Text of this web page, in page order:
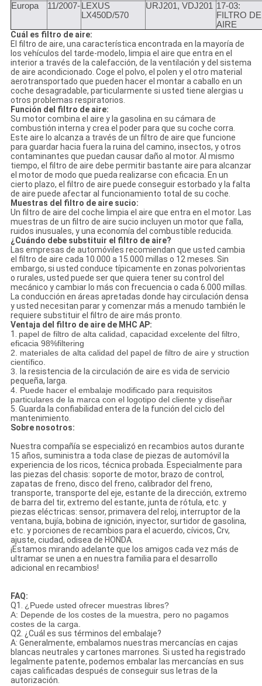
Europa
11/2007- LEXUS
LX450D/570
URJ201, VDJ201 17-03:
FILTRO DE
AIRE
Cuál es filtro de aire:
El filtro de aire, una característica encontrada en la mayoría de
los vehículos del tarde-modelo, limpia el aire que entra en el
interior a través de la calefacción, de la ventilación y del sistema
de aire acondicionado. Coge el polvo, el polen y el otro material
aerotransportado que pueden hacer el montar a caballo en un
coche desagradable, particularmente si usted tiene alergias u
otros problemas respiratorios.
Función del filtro de aire:
Su motor combina el aire y la gasolina en su cámara de
combustión interna y crea el poder para que su coche corra.
Este aire lo alcanza a través de un filtro de aire que funcione
para guardar hacia fuera la ruina del camino, insectos, y otros
contaminantes que puedan causar daño al motor. Al mismo
tiempo, el filtro de aire debe permitir bastante aire para alcanzar
el motor de modo que pueda realizarse con eficacia. En un
cierto plazo, el filtro de aire puede conseguir estorbado y la falta
de aire puede afectar al funcionamiento total de su coche.
Muestras del filtro de aire sucio:
Un filtro de aire del coche limpia el aire que entra en el motor. Las
muestras de un filtro de aire sucio incluyen un motor que falla,
ruidos inusuales, y una economía del combustible reducida.
¿Cuándo debe substituir el filtro de aire?
Las empresas de automóviles recomiendan que usted cambia
el filtro de aire cada 10.000 a 15.000 millas o 12 meses. Sin
embargo, si usted conduce típicamente en zonas polvorientas
o rurales, usted puede ser que quiera tener su control del
mecánico y cambiar lo más con frecuencia o cada 6.000 millas.
La conducción en áreas apretadas donde hay circulación densa
y usted necesitan parar y comenzar más a menudo también le
requiere substituir el filtro de aire más pronto.
Ventaja del filtro de aire de MHC AP:
1. papel de filtro de alta calidad, capacidad excelente del filtro,
eficacia 98%filtering
2. materiales de alta calidad del papel de filtro de aire y struction
científico.
3. la resistencia de la circulación de aire es vida de servicio
pequeña, larga.
4. Puede hacer el embalaje modificado para requisitos
particulares de la marca con el logotipo del cliente y diseñar
5. Guarda la confiabilidad entera de la función del ciclo del
mantenimiento.
Sobre nosotros:
Nuestra compañía se especializó en recambios autos durante
15 años, suministra a toda clase de piezas de automóvil la
experiencia de los ricos, técnica probada. Especialmente para
las piezas del chasis: soporte de motor, brazo de control,
zapatas de freno, disco del freno, calibrador del freno,
transporte, transporte del eje, estante de la dirección, extremo
de barra del tir, extremo del estante, junta de rótula, etc. y
piezas eléctricas: sensor, primavera del reloj, interruptor de la
ventana, bujía, bobina de ignición, inyector, surtidor de gasolina,
etc. y porciones de recambios para el acuerdo, cívicos, Crv,
ajuste, ciudad, odisea de HONDA.
¡Estamos mirando adelante que los amigos cada vez más de
ultramar se unen a en nuestra familia para el desarrollo
adicional en recambios!
FAQ:
Q1. ¿Puede usted ofrecer muestras libres?
A: Depende de los costes de la muestra, pero no pagamos
costes de la carga.
Q2. ¿Cuál es sus términos del embalaje?
A: Generalmente, embalamos nuestras mercancías en cajas
blancas neutrales y cartones marrones. Si usted ha registrado
legalmente patente, podemos embalar las mercancías en sus
cajas calificadas después de conseguir sus letras de la
autorización.